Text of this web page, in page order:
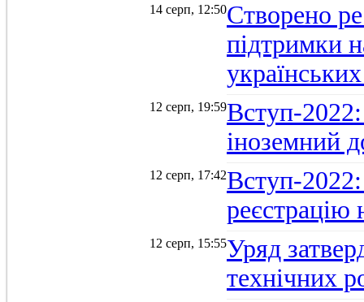
14 серп, 12:50Створено
підтримки
12 серп, 19:59Вступ-
іноземний
12 серп, 17:42Вступ-
12 серп, 15:55Уряд
технічних